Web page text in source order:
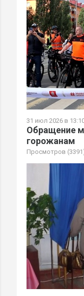
31 июл 2026 в
Обращение
горожанам
Просмотров